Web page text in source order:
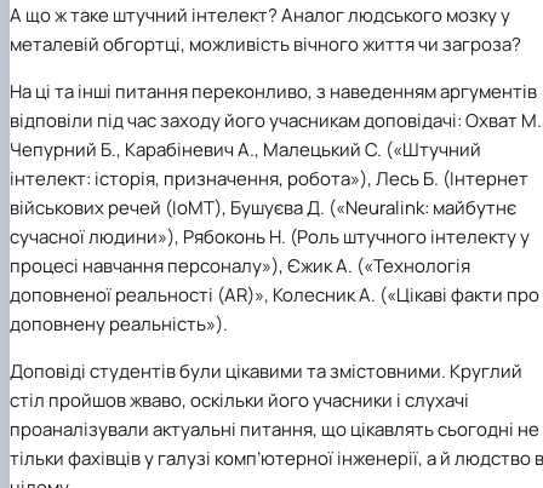
А що ж таке штучний інтелект? Аналог людського мозку у
металевій обгортці, можливість вічного життя чи загроза?
На ці та інші питання переконливо, з наведенням аргументів
відповіли під час заходу його учасникам доповідачі: Охват
Чепурний Б., Карабіневич А., Малецький С. («Штучний
інтелект: історія, призначення, робота»), Лесь Б. (Інтернет
військових речей (IoMT), Бушуєва Д. («Neuralink: майбутнє
сучасної людини»), Рябоконь Н. (Роль штучного інтелекту у
процесі навчання персоналу»), Єжик А. («Технологія
доповненої реальності (AR)», Колесник А. («Цікаві факти про
доповнену реальність»).
Доповіді студентів були цікавими та змістовними. Круглий
стіл пройшов жваво, оскільки його учасники і слухачі
проаналізували актуальні питання, що цікавлять сьогодні не
тільки фахівців у галузі комп’ютерної інженерії, а й людство в